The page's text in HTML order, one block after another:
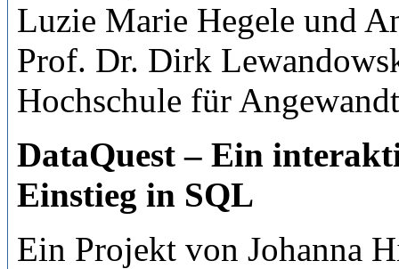
Luzie Marie Hegele und
Prof. Dr. Dirk
Hochschule für
DataQuest – Ein
Einstieg in SQL
Ein Projekt von Johanna